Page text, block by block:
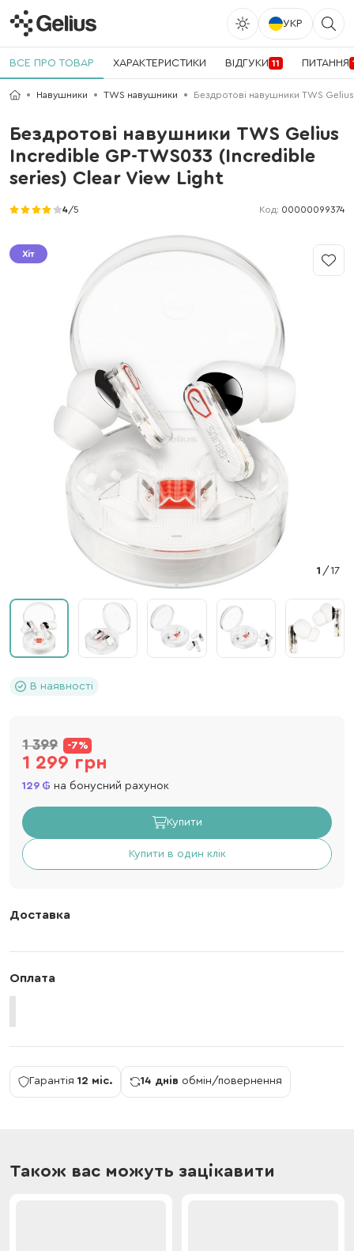
УКР
ВСЕ ПРО ТОВАР ХАРАКТЕРИСТИКИ ВІДГУКИ 11 ПИТАННЯ
Навушники TWS навушники Бездротові навушники TWS
Бездротові навушники TWS Gelius
Incredible GP-TWS033 (Incredible
series) Clear View Light
4/5 Код: 00000099374
1 /17
Хіт
В наявності
1 399 -7%
1 299 грн
129 на бонусний рахунок
Купити
Купити в один клік
Доставка
Оплата
Гарантія 12 міс. 14 днів обмін/повернення
Також вас можуть зацікавити